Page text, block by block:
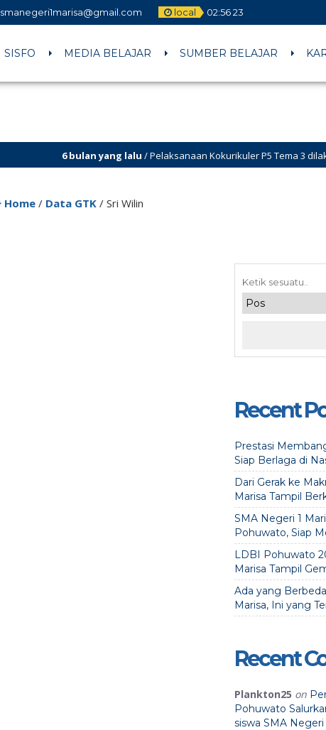
smanegeri1marisa@gmail.com local 02:56 23
SISFO MEDIA BELAJAR SUMBER BELAJAR
6 bulan yang lalu/ Pelaksanaan Kokurikuler P5 Tema 3
Home / Data GTK / Sri Wilin
Recent
Prestasi
Siap Berlaga di
Dari Gerak ke
Marisa Tampil
SMA Negeri 1
Pohuwato, Siap
LDBI Pohuwato
Marisa Tampil
Ada yang
Marisa, Ini yang
Recent
Plankton25 on
Pohuwato
siswa SMA Negeri